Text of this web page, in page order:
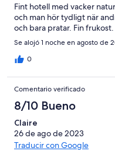
Fint hotell med vacker
och man hör tydligt när
och bara pratar. Fin frukost.
Se alojó 1 noche en agosto de
0
Comentario verificado
8/10 Bueno
Claire
26 de ago de 2023
Traducir con Google